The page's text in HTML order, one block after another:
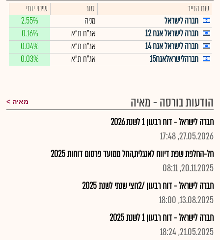
שם הנייר סוג
שינוי יומי
חברה לישראל
מניה
2.55%
חברה לישראל אגח 12
אג"ח ת"א
0.16%
חברה לישראל אגח 14
אג"ח ת"א
0.04%
חברהלישראלאגח15
אג"ח ת"א 0.03%
הודעות בורסה - מאיה מאיה
חברה לישראל - דוח רבעון 1 לשנת 2026
27.05.2026, 17:48
חל-החלפת שפת דיווח לאנגלית,החל ממועד פרסום דוחות 2025
20.11.2025, 08:11
חברה לישראל - דוח רבעון /2חצי שנתי לשנת 2025
13.08.2025, 18:00
חברה לישראל - דוח רבעון 1 לשנת 2025
21.05.2025, 18:24